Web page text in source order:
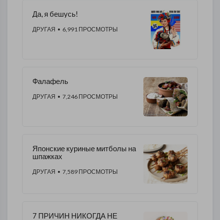
Да, я бешусь!
ДРУГАЯ • 6,991 ПРОСМОТРЫ
Фалафель
ДРУГАЯ • 7,246 ПРОСМОТРЫ
Японские куриные митболы на
шпажках
ДРУГАЯ • 7,589 ПРОСМОТРЫ
7 ПРИЧИН НИКОГДА НЕ